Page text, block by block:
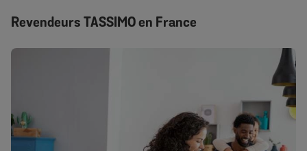
Revendeurs TASSIMO en France